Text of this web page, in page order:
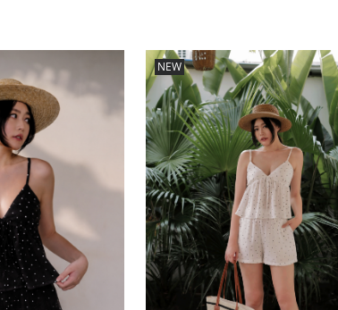
🎉週年慶全館88折(特價品除外/於結帳顯示)🎉
NEW